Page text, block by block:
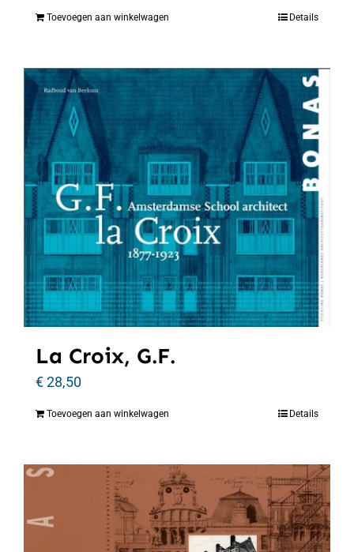
Toevoegen aan winkelwagen Details
La Croix, G.F.
€28,50
Toevoegen aan winkelwagen Details